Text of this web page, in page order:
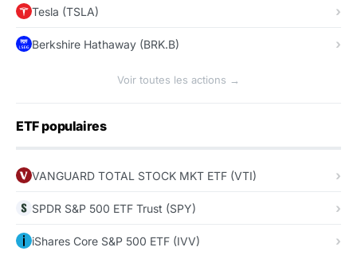
Tesla (TSLA)
Berkshire Hathaway (BRK.B)
Voir toutes les actions →
ETF populaires
VANGUARD TOTAL STOCK MKT ETF (VTI)
SPDR S&P 500 ETF Trust (SPY)
iShares Core S&P 500 ETF (IVV)